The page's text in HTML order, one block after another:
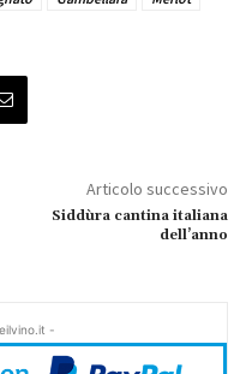
Articolo successivo
Siddùra cantina italiana
dell’anno
-